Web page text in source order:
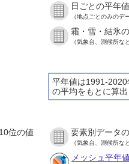
日ごとの平年
（地点ごとのみのデ
霜・雪・結氷
（気象台、測候所な
平年値は1991-
の平均をもとに算出
位の値 要素別データ
（気象台、測候所な
メッシュ平年